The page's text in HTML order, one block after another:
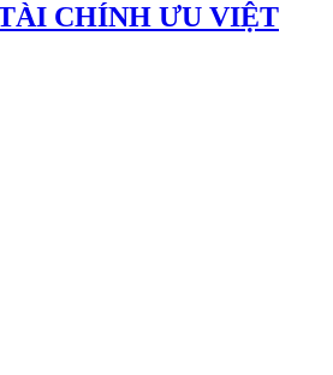
CHÍNH ƯU VIỆT